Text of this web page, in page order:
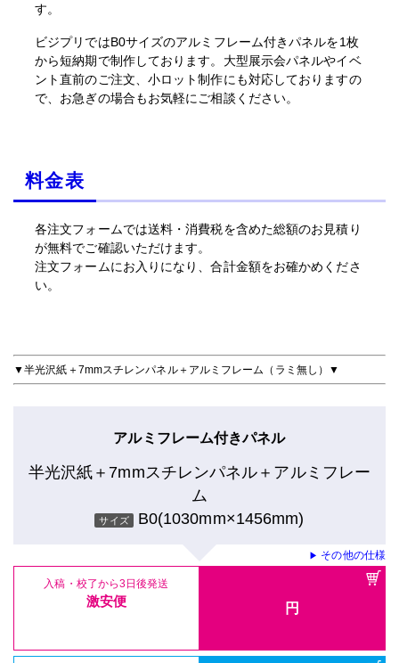
す。
ビジプリではB0サイズのアルミフレーム付きパネルを1枚
から短納期で制作しております。大型展示会パネルやイベ
ント直前のご注文、小ロット制作にも対応しておりますの
で、お急ぎの場合もお気軽にご相談ください。
料金表
各注文フォームでは送料・消費税を含めた総額のお見積り
が無料でご確認いただけます。
注文フォームにお入りになり、合計金額をお確かめくださ
い。
▼半光沢紙＋7mmスチレンパネル＋アルミフレーム（ラミ無し）▼
アルミフレーム付きパネル
半光沢紙＋7mmスチレンパネル＋アルミフレー
ム
サイズ B0(1030mm×1456mm)
▶ その他の仕様
入稿・校了から3日後発送
激安便 円